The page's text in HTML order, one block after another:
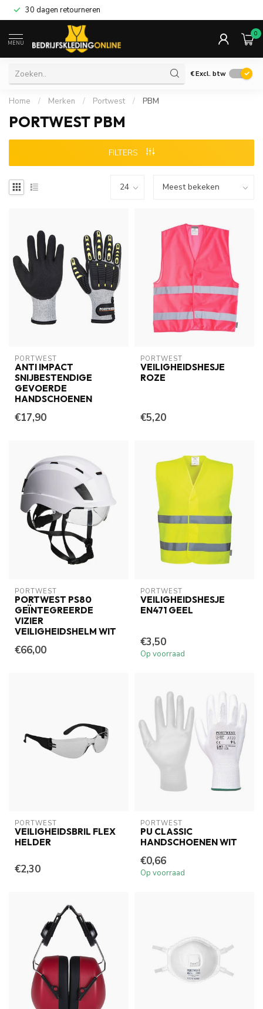
30 dagen retourneren
MENU
0
€Excl. btw
Home / Merken / Portwest / PBM
PORTWEST PBM
FILTERS
PORTWEST
ANTI IMPACT
SNIJBESTENDIGE
GEVOERDE
HANDSCHOENEN
€17,90
PORTWEST
VEILIGHEIDSHESJE
ROZE
€5,20
PORTWEST
PORTWEST PS80
GEÏNTEGREERDE
VIZIER
VEILIGHEIDSHELM WIT
€66,00
PORTWEST
VEILIGHEIDSHESJE
EN471 GEEL
€3,50
Op voorraad
PORTWEST
VEILIGHEIDSBRIL FLEX
HELDER
€2,30
PORTWEST
PU CLASSIC
HANDSCHOENEN WIT
€0,66
Op voorraad